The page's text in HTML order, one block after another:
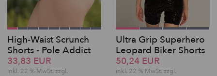
High-Waist Scrunch
Shorts - Pole Addict
33,83 EUR
inkl. 22 % MwSt. zzgl.
Ultra Grip Superhero
Leopard Biker Shorts
50,24 EUR
inkl. 22 % MwSt. zzgl.